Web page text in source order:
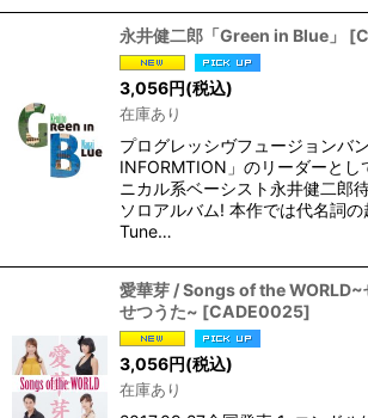
永井健二郎「Green in Blue」 [
3,056円(税込)
在庫あり
プログレッシヴフュージョンバ
INFORMTION」のリーダーとし
ニカル系ベーシスト永井健二郎
ソロアルバム! 本作では代名詞
Tune…
愛華芽 / Songs of the WORLD~
せつうた~ [CADE0025]
3,056円(税込)
在庫あり